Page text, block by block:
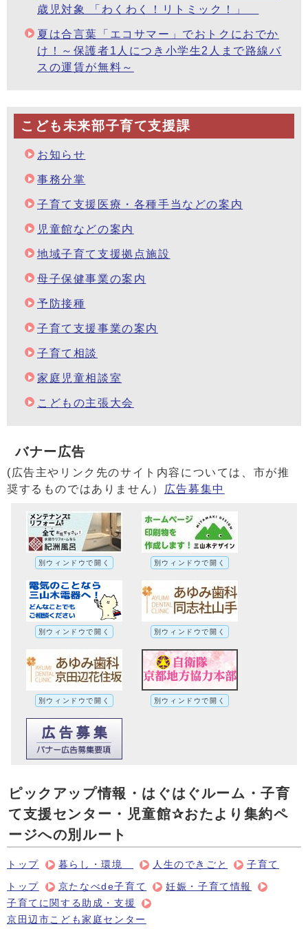
歳児対象 「わくわく！リトミック！」
夏は合言葉「エコサマー」でおトクにおでか
け！～保護者1人につき小学生2人まで路線バ
スの運賃が無料～
こども未来部子育て支援課
お知らせ
事務分掌
子育て支援医療・各種手当などの案内
児童館などの案内
地域子育て支援拠点施設
母子保健事業の案内
予防接種
子育て支援事業の案内
子育て相談
家庭児童相談室
こどもの主張大会
バナー広告
(広告主やリンク先のサイト内容については、市が推
奨するものではありません）
広告募集中
別ウィンドウで開く 別ウィンドウで開く
別ウィンドウで開く 別ウィンドウで開く
別ウィンドウで開く 別ウィンドウで開く
ピックアップ情報・はぐはぐルーム・子育
て支援センター・児童館✰おたより集約ペ
ージへの別ルート
トップ 暮らし・環境 人生のできごと 子育て
トップ 京たなべde子育て
妊娠・子育て情報
子育てに関する助成・支援
京田辺市こども家庭センター